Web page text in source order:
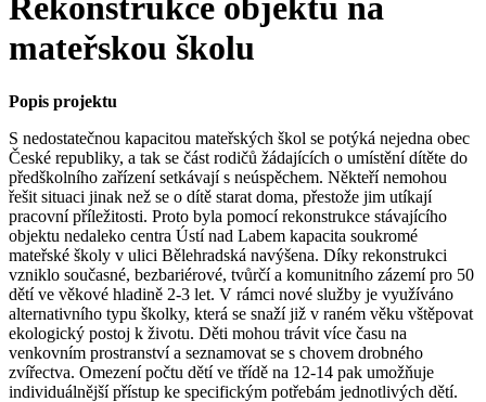
Rekonstrukce objektu na
mateřskou školu
Popis projektu
S nedostatečnou kapacitou mateřských škol se potýká nejedna obec
České republiky, a tak se část rodičů žádajících o umístění dítěte do
předškolního zařízení setkávají s neúspěchem. Někteří nemohou
řešit situaci jinak než se o dítě starat doma, přestože jim utíkají
pracovní příležitosti. Proto byla pomocí rekonstrukce stávajícího
objektu nedaleko centra Ústí nad Labem kapacita soukromé
mateřské školy v ulici Bělehradská navýšena. Díky rekonstrukci
vzniklo současné, bezbariérové, tvůrčí a komunitního zázemí pro 50
dětí ve věkové hladině 2-3 let. V rámci nové služby je využíváno
alternativního typu školky, která se snaží již v raném věku vštěpovat
ekologický postoj k životu. Děti mohou trávit více času na
venkovním prostranství a seznamovat se s chovem drobného
zvířectva. Omezení počtu dětí ve třídě na 12-14 pak umožňuje
individuálnější přístup ke specifickým potřebám jednotlivých dětí.